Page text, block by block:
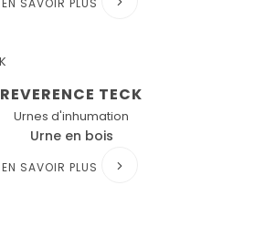
EN SAVOIR PLUS
REVERENCE TECK
Urnes d'inhumation
Urne en bois
EN SAVOIR PLUS